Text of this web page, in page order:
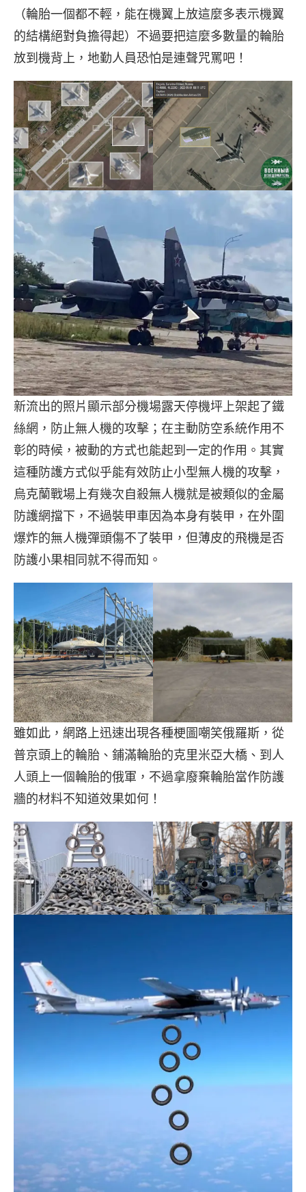
（輪胎一個都不輕，能在機翼上放這麼多表示機翼
的結構絕對負擔得起）不過要把這麼多數量的輪胎
放到機背上，地勤人員恐怕是連聲咒罵吧！
新流出的照片顯示部分機場露天停機坪上架起了鐵
絲網，防止無人機的攻擊；在主動防空系統作用不
彰的時候，被動的方式也能起到一定的作用。其實
這種防護方式似乎能有效防止小型無人機的攻擊，
烏克蘭戰場上有幾次自殺無人機就是被類似的金屬
防護網擋下，不過裝甲車因為本身有裝甲，在外圍
爆炸的無人機彈頭傷不了裝甲，但薄皮的飛機是否
防護小果相同就不得而知。
雖如此，網路上迅速出現各種梗圖嘲笑俄羅斯，從
普京頭上的輪胎、鋪滿輪胎的克里米亞大橋、到人
人頭上一個輪胎的俄軍，不過拿廢棄輪胎當作防護
牆的材料不知道效果如何！